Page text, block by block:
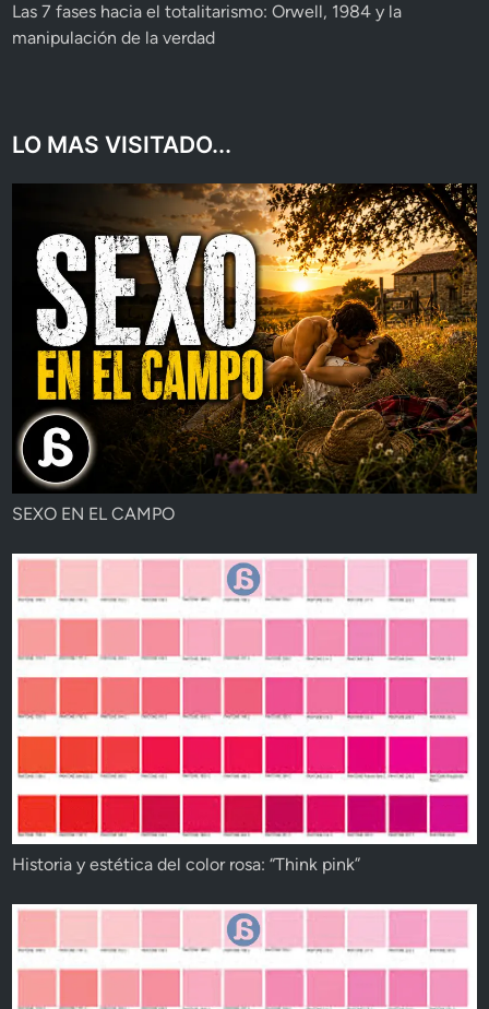
Las 7 fases hacia el totalitarismo: Orwell, 1984 y la
manipulación de la verdad
LO MAS VISITADO...
SEXO EN EL CAMPO
Historia y estética del color rosa: “Think pink”